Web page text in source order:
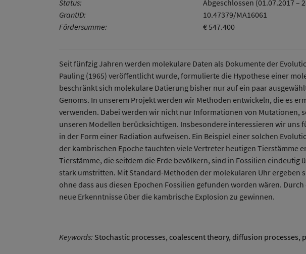
Status:
Abgeschlossen (01.07.2017 –
GrantID:
10.47379/MA16061
Fördersumme:
€ 547.400
Seit fünfzig Jahren werden molekulare Daten als Dokumente der
Pauling (1965) veröffentlicht wurde, formulierte die Hypothese einer
beschränkt sich molekulare Datierung bisher nur auf ein paar
Genoms. In unserem Projekt werden wir Methoden entwickeln, die es
verwenden. Dabei werden wir nicht nur Informationen von Mutationen,
unseren Modellen berücksichtigen. Insbesondere interessieren wir uns
in der Form einer Radiation aufweisen. Ein Beispiel einer solchen
der kambrischen Epoche tauchten viele Vertreter heutigen
Tierstämme, die seitdem die Erde bevölkern, sind in Fossilien
stark umstritten. Mit Standard-Methoden der molekularen Uhr
ohne dass aus diesen Epochen Fossilien gefunden worden wären.
neue Erkenntnisse über die kambrische Explosion zu gewinnen.
Keywords: Stochastic processes, coalescent theory, diffusion processes,